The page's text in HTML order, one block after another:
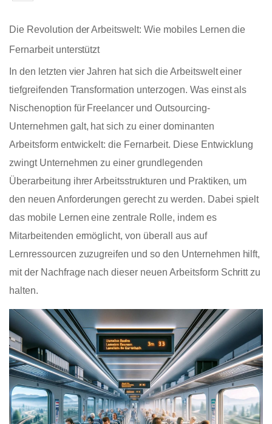
Die Revolution der Arbeitswelt: Wie mobiles Lernen die
Fernarbeit unterstützt
In den letzten vier Jahren hat sich die Arbeitswelt einer
tiefgreifenden Transformation unterzogen. Was einst als
Nischenoption für Freelancer und Outsourcing-
Unternehmen galt, hat sich zu einer dominanten
Arbeitsform entwickelt: die Fernarbeit. Diese Entwicklung
zwingt Unternehmen zu einer grundlegenden
Überarbeitung ihrer Arbeitsstrukturen und Praktiken, um
den neuen Anforderungen gerecht zu werden. Dabei spielt
das mobile Lernen eine zentrale Rolle, indem es
Mitarbeitenden ermöglicht, von überall aus auf
Lernressourcen zuzugreifen und so den Unternehmen hilft,
mit der Nachfrage nach dieser neuen Arbeitsform Schritt zu
halten.